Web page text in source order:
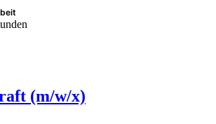
(m/w/x)